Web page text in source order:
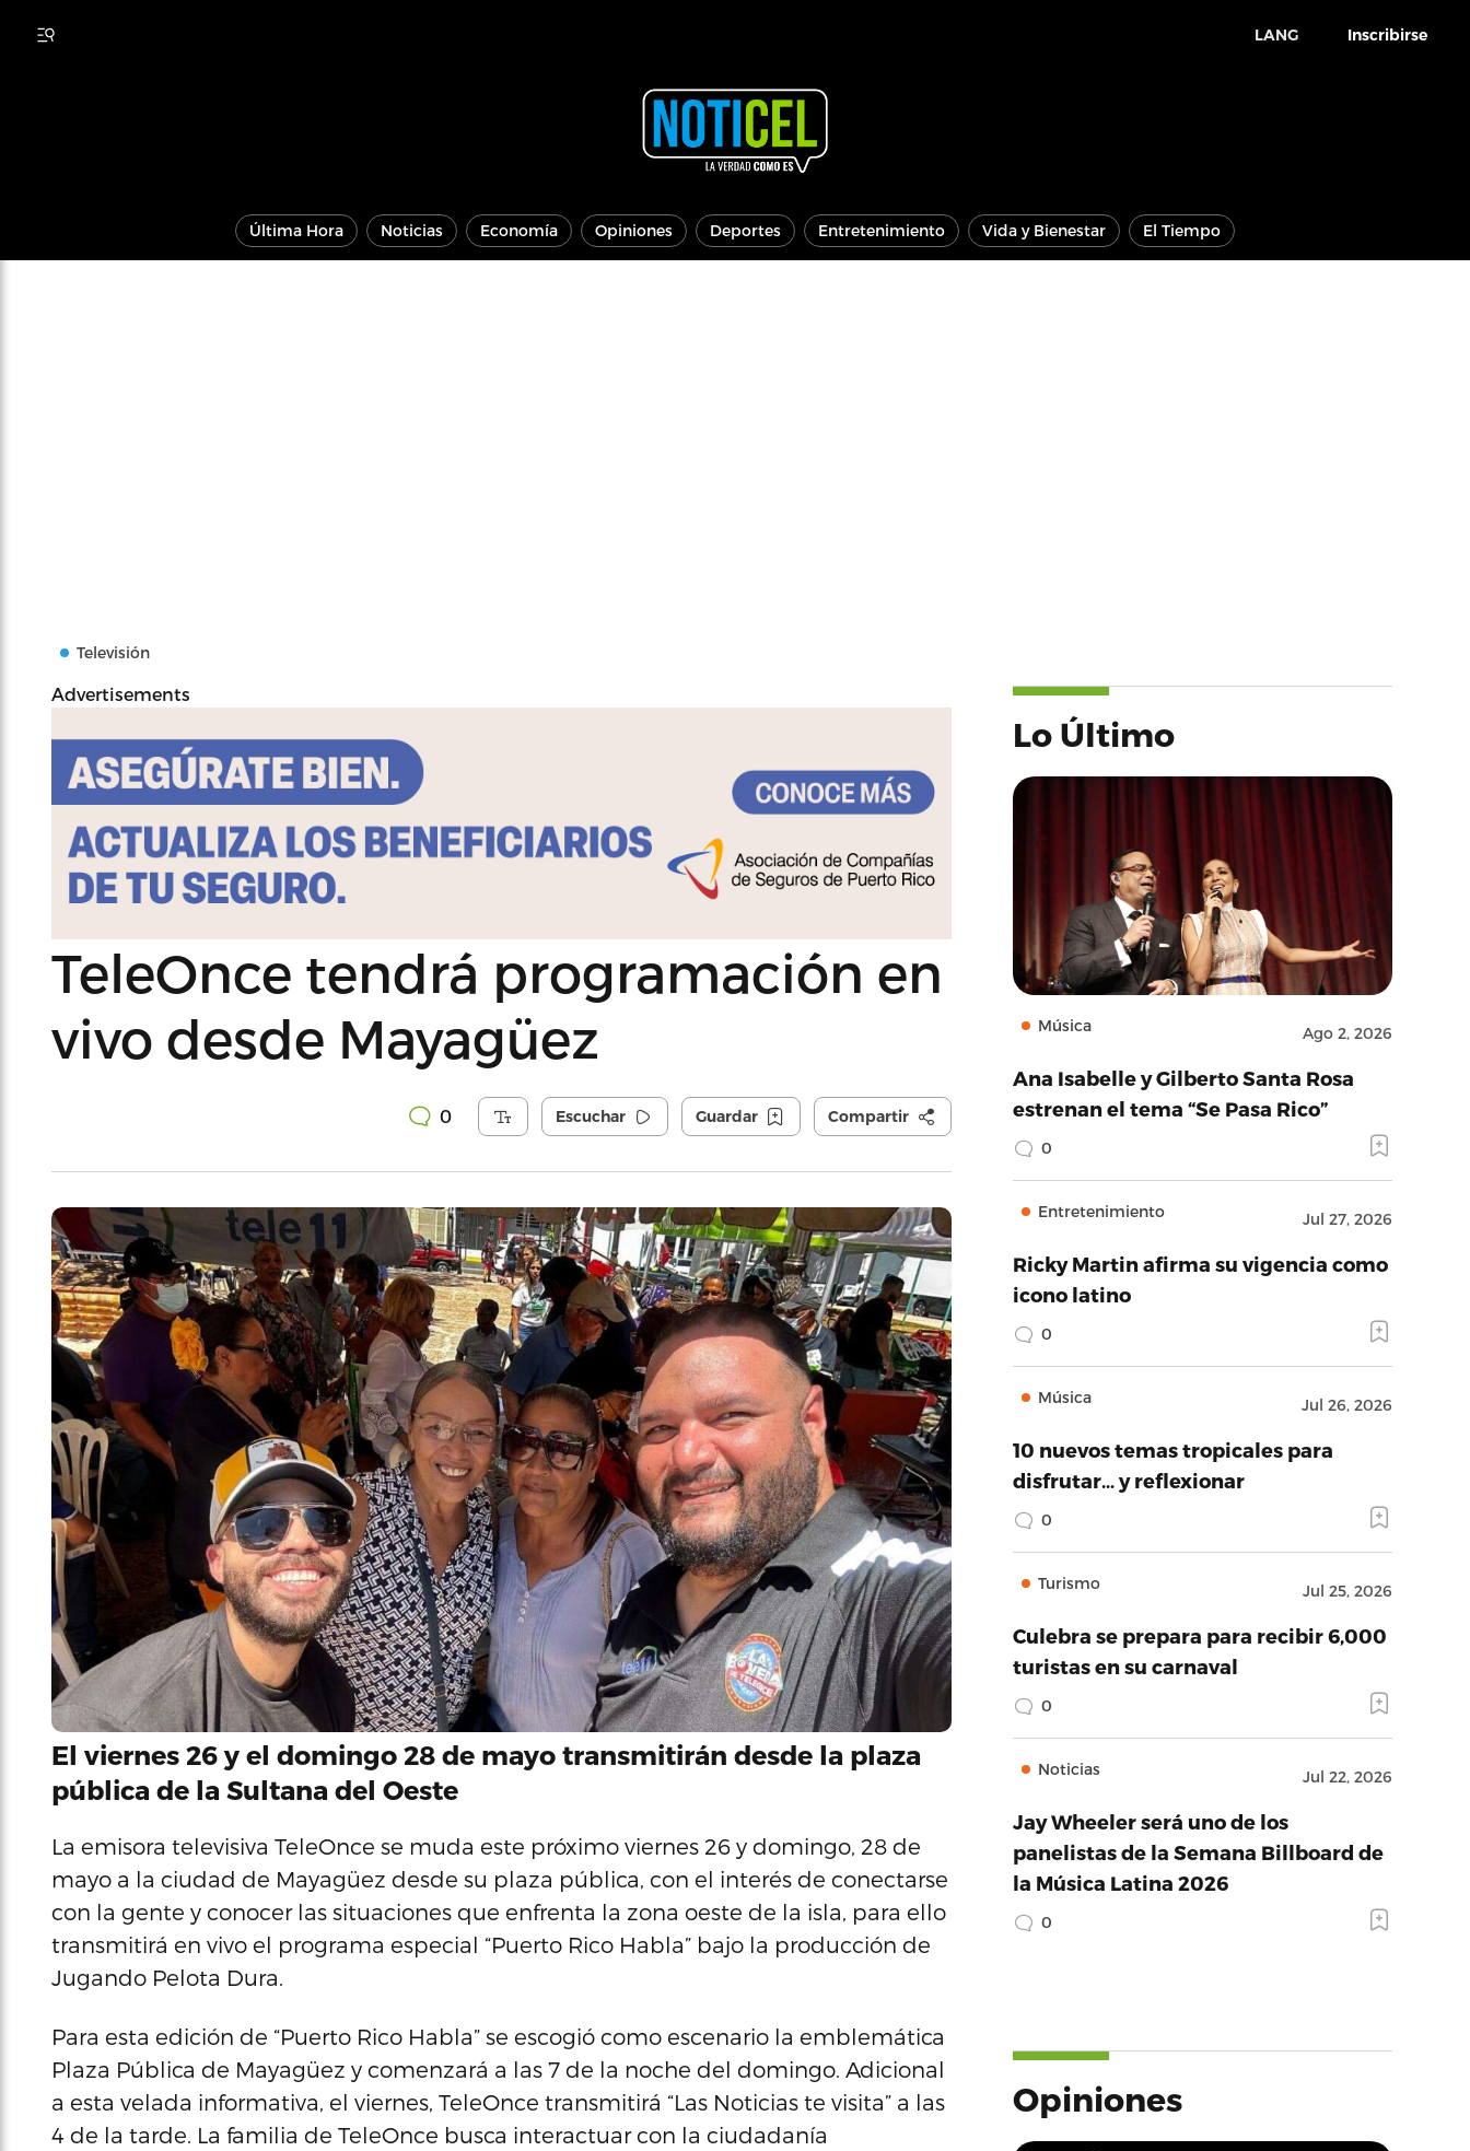
LANG Inscribirse
Última Hora Noticias Economía Opiniones Deportes Entretenimiento Vida y Bienestar El Tiempo
Televisión
Advertisements
TeleOnce tendrá programación en
vivo desde Mayagüez
0 Escuchar Guardar Compartir
El viernes 26 y el domingo 28 de mayo transmitirán desde la plaza
pública de la Sultana del Oeste
La emisora televisiva TeleOnce se muda este próximo viernes 26 y domingo, 28 de
mayo a la ciudad de Mayagüez desde su plaza pública, con el interés de conectarse
con la gente y conocer las situaciones que enfrenta la zona oeste de la isla, para ello
transmitirá en vivo el programa especial “Puerto Rico Habla” bajo la producción de
Jugando Pelota Dura.
Para esta edición de “Puerto Rico Habla” se escogió como escenario la emblemática
Plaza Pública de Mayagüez y comenzará a las 7 de la noche del domingo. Adicional
a esta velada informativa, el viernes, TeleOnce transmitirá “Las Noticias te visita” a las
4 de la tarde. La familia de TeleOnce busca interactuar con la ciudadanía
Lo Último
Música Ago 2, 2026
Ana Isabelle y Gilberto Santa Rosa
estrenan el tema “Se Pasa Rico”
0
Entretenimiento Jul 27, 2026
Ricky Martin afirma su vigencia como
icono latino
0
Música Jul 26, 2026
10 nuevos temas tropicales para
disfrutar… y reflexionar
0
Turismo Jul 25, 2026
Culebra se prepara para recibir 6,000
turistas en su carnaval
0
Noticias Jul 22, 2026
Jay Wheeler será uno de los
panelistas de la Semana Billboard de
la Música Latina 2026
0
Opiniones